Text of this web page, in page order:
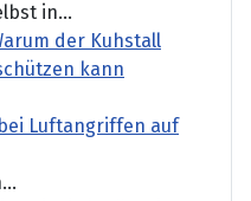
in...
der Kuhstall
kann
Luftangriffen auf